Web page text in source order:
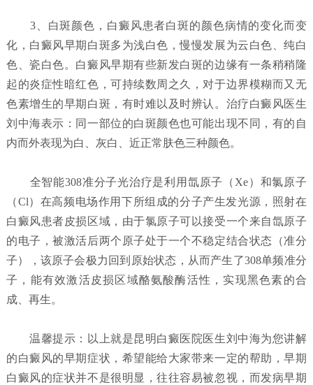
3、白斑颜色，白癜风患者白斑的颜色病情的变化而变
化，白癜风早期白斑多为浅白色，慢慢发展为云白色、纯白
色、瓷白色。白癜风早期有些新发白斑的边缘有一条稍稍隆
起的炎症性暗红色，可持续数周之久，对于边界模糊而又无
色素增生的早期白斑，有时难以及时辨认。治疗白癜风医生
刘中海表示：同一部位的白斑颜色也可能出现不同，有的自
内而外表现为白、灰白、近正常肤色三种颜色。
全智能308准分子光治疗是利用氙原子（Xe）和氯原子
（Cl）在高频电场作用下所组成的分子产生发光源，照射在
白癜风患者皮损区域，由于氯原子可以接受一个来自氙原子
的电子，被激活后两个原子处于一个不稳定结合状态（准分
子），该原子会极力回到原始状态，从而产生了308单频准分
子，能有效激活皮损区域酪氨酸酶活性，实现黑色素的合
成、再生。
温馨提示：以上就是昆明白癜医院医生刘中海为您讲解
的白癜风的早期症状，希望能给大家带来一定的帮助，早期
白癜风的症状并不是很明显，往往容易被忽视，而发病早期